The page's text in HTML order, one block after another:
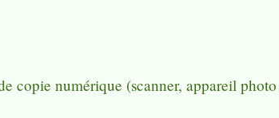
copie numérique (scanner, appareil